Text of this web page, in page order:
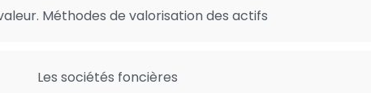
Méthodes de valorisation des actifs
Les sociétés foncières